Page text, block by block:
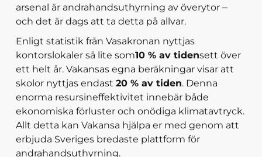
arsenal är andrahandsuthyrning av överytor –
och det är dags att ta detta på allvar.
Enligt statistik från Vasakronan nyttjas
kontorslokaler så lite som10 % av tidensett över
ett helt år. Vakansas egna beräkningar visar att
skolor nyttjas endast 20 % av tiden. Denna
enorma resursineffektivitet innebär både
ekonomiska förluster och onödiga klimatavtryck.
Allt detta kan Vakansa hjälpa er med genom att
erbjuda Sveriges bredaste plattform för
andrahandsuthyrning.